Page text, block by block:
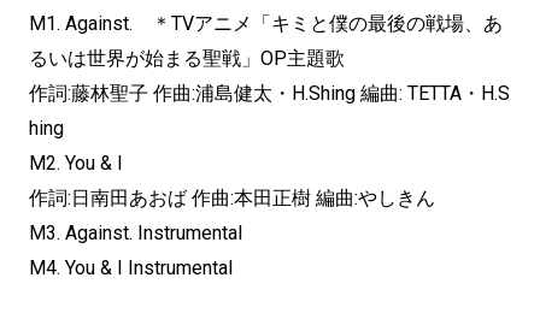
M1. Against. ＊TVアニメ「キミと僕の最後の戦場、あ
るいは世界が始まる聖戦」OP主題歌
作詞:藤林聖子 作曲:浦島健太・H.Shing 編曲: TETTA・H.S
hing
M2. You & I
作詞:日南田あおば 作曲:本田正樹 編曲:やしきん
M3. Against. Instrumental
M4. You & I Instrumental